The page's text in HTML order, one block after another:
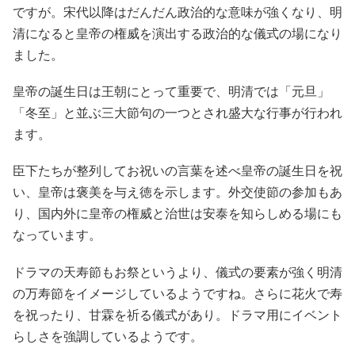
ですが。宋代以降はだんだん政治的な意味が強くなり、明
清になると皇帝の権威を演出する政治的な儀式の場になり
ました。
皇帝の誕生日は王朝にとって重要で、明清では「元旦」
「冬至」と並ぶ三大節句の一つとされ盛大な行事が行われ
ます。
臣下たちが整列してお祝いの言葉を述べ皇帝の誕生日を祝
い、皇帝は褒美を与え徳を示します。外交使節の参加もあ
り、国内外に皇帝の権威と治世は安泰を知らしめる場にも
なっています。
ドラマの天寿節もお祭というより、儀式の要素が強く明清
の万寿節をイメージしているようですね。さらに花火で寿
を祝ったり、甘霖を祈る儀式があり。ドラマ用にイベント
らしさを強調しているようです。